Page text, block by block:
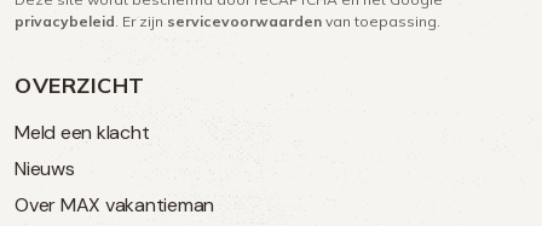
OVERZICHT
Meld een klacht
Nieuws
Over MAX vakantieman
privacybeleid . Er zijn servicevoorwaarden van toepassing.